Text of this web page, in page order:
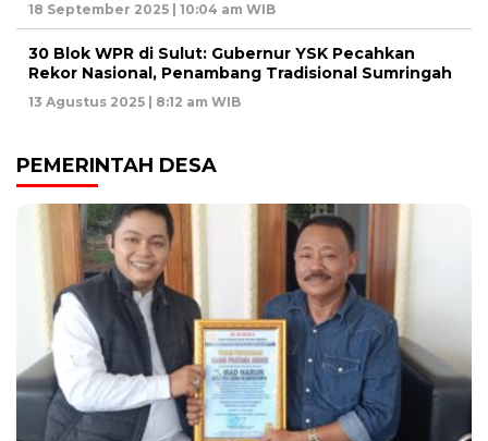
18 September 2025 | 10:04 am WIB
30 Blok WPR di Sulut: Gubernur YSK Pecahkan
Rekor Nasional, Penambang Tradisional Sumringah
13 Agustus 2025 | 8:12 am WIB
PEMERINTAH DESA